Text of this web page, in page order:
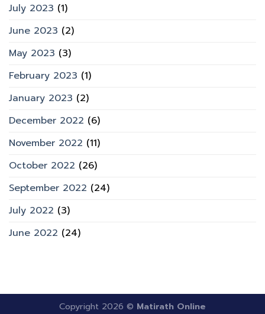
July 2023 (1)
June 2023 (2)
May 2023 (3)
February 2023 (1)
January 2023 (2)
December 2022 (6)
November 2022 (11)
October 2022 (26)
September 2022 (24)
July 2022 (3)
June 2022 (24)
Copyright 2026 © Matirath Online